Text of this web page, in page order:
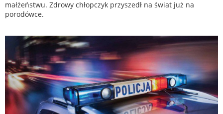
małżeństwu. Zdrowy chłopczyk przyszedł na świat już na
porodówce.